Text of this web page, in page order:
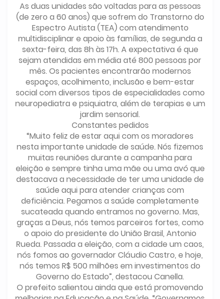
As duas unidades são voltadas para as pessoas
(de zero a 60 anos) que sofrem do Transtorno do
Espectro Autista (TEA) com atendimento
multidisciplinar e apoio às famílias, de segunda a
sexta-feira, das 8h às 17h. A expectativa é que
sejam atendidas em média até 800 pessoas por
mês. Os pacientes encontrarão modernos
espaços, acolhimento, inclusão e bem-estar
social com diversos tipos de especialidades como
neuropediatra e psiquiatra, além de terapias e um
jardim sensorial.
Constantes pedidos
“Muito feliz de estar aqui com os moradores
nesta importante unidade de saúde. Nós fizemos
muitas reuniões durante a campanha para
eleição e sempre tinha uma mãe ou uma avó que
destacava a necessidade de ter uma unidade de
saúde aqui para atender crianças com
deficiência. Pegamos a saúde completamente
sucateada quando entramos no governo. Mas,
graças a Deus, nós temos parceiros fortes, como
o apoio do presidente do União Brasil, Antonio
Rueda. Passada a eleição, com a cidade um caos,
nós fomos ao governador Cláudio Castro, e hoje,
nós temos R$ 500 milhões em investimentos do
Governo do Estado”, destacou Canella.
O prefeito salientou ainda que está promovendo